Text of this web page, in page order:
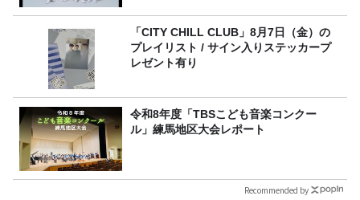
「CITY CHILL CLUB」8月7日（金）の
プレイリスト / サイン入りステッカープ
レゼント有り
令和8年度「TBSこども音楽コンクー
ル」練馬地区大会レポート
Recommended by